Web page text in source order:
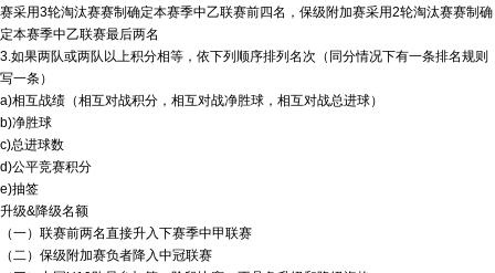
赛采用3轮淘汰赛赛制确定本赛季中乙联赛前四名，保级附加赛采用2轮淘汰赛赛制确
定本赛季中乙联赛最后两名
3.如果两队或两队以上积分相等，依下列顺序排列名次（同分情况下有一条排名规则
写一条）
a)相互战绩（相互对战积分，相互对战净胜球，相互对战总进球）
b)净胜球
c)总进球数
d)公平竞赛积分
e)抽签
升级&降级名额
（一）联赛前两名直接升入下赛季中甲联赛
（二）保级附加赛负者降入中冠联赛